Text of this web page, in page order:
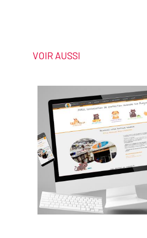
VOIR AUSSI